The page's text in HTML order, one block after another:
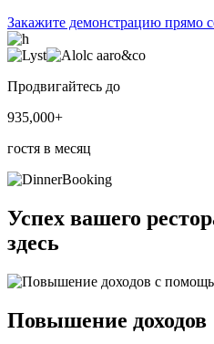
Закажите демонстрацию прямо
Продвигайтесь до
935,000+
гостя в месяц
Успех вашего
здесь
Повышение доходов